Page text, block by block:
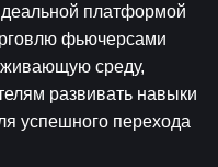
платформой
фьючерсами
среду,
развивать навыки
успешного перехода